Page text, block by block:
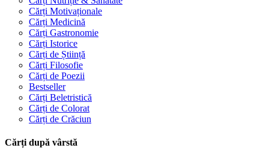
Cărți Motivaționale
Cărți Medicină
Cărți Gastronomie
Cărți Istorice
Cărți de Știință
Cărți Filosofie
Cărți de Poezii
Bestseller
Cărți Beletristică
Cărți de Colorat
Cărți de Crăciun
Cărți după vârstă